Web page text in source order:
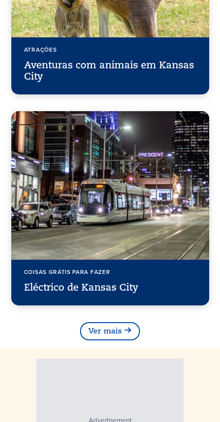
ATRAÇÕES
Aventuras com animais em Kansas
City
COISAS GRÁTIS PARA FAZER
Eléctrico de Kansas City
Ver mais